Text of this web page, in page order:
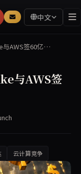
中文
与AWS签60亿…
与AWS签
云计算竞争